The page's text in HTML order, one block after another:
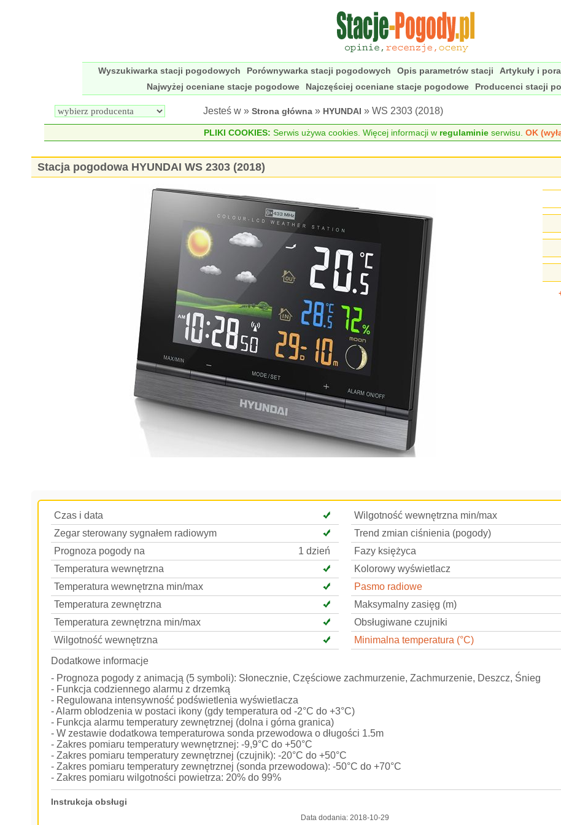
Wyszukiwarka stacji pogodowych Porównywarka stacji pogodowych Opis parametrów stacji Artykuły i
Najwyżej oceniane stacje pogodowe
Najczęściej oceniane stacje pogodowe Producenci stacji
Jesteś w » Strona główna » HYUNDAI » WS 2303 (2018)
PLIKI COOKIES: Serwis używa cookies. Więcej informacji w regulaminieserwisu. OK
Stacja pogodowa HYUNDAI WS 2303 (2018)
Czas i data
Zegar sterowany sygnałem radiowym
Prognoza pogody na
1 dzień
Temperatura wewnętrzna
Temperatura wewnętrzna min/max
Temperatura zewnętrzna
Temperatura zewnętrzna min/max
Wilgotność wewnętrzna
Wilgotność wewnętrzna min/max
Trend zmian ciśnienia (pogody)
Fazy księżyca
Kolorowy wyświetlacz
Pasmo radiowe
Maksymalny zasięg (m)
Obsługiwane czujniki
Minimalna temperatura (°C)
Dodatkowe informacje
- Prognoza pogody z animacją (5 symboli): Słonecznie, Częściowe zachmurzenie, Zachmurzenie, Deszcz, Śnieg
- Funkcja codziennego alarmu z drzemką
- Regulowana intensywność podświetlenia wyświetlacza
- Alarm oblodzenia w postaci ikony (gdy temperatura od -2°C do +3°C)
- Funkcja alarmu temperatury zewnętrznej (dolna i górna granica)
- W zestawie dodatkowa temperaturowa sonda przewodowa o długości 1.5m
- Zakres pomiaru temperatury wewnętrznej: -9,9°C do +50°C
- Zakres pomiaru temperatury zewnętrznej (czujnik): -20°C do +50°C
- Zakres pomiaru temperatury zewnętrznej (sonda przewodowa): -50°C do +70°C
- Zakres pomiaru wilgotności powietrza: 20% do 99%
Instrukcja obsługi
Data dodania: 2018-10-29